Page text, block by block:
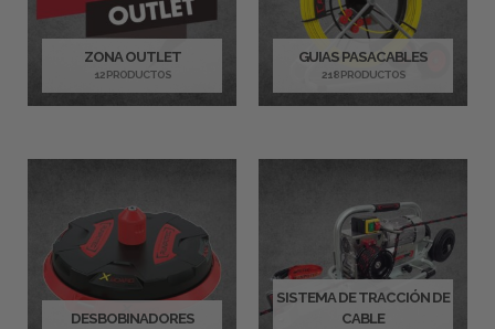
ZONA OUTLET
12 PRODUCTOS
GUIAS PASACABLES
218 PRODUCTOS
DESBOBINADORES
SISTEMA DE TRACCIÓN DE
CABLE